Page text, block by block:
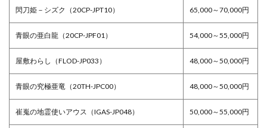
閃刀姫－シズク（20CP-JPT10） 65,000～70,000円
青眼の亜白龍（20CP-JPF01） 54,000～55,000円
屋敷わらし（FLOD-JP033） 48,000～50,000円
青眼の究極亜竜（20TH-JPC00） 48,000～50,000円
崔嵬の地霊使いアウス（IGAS-JP048） 50,000～55,000円